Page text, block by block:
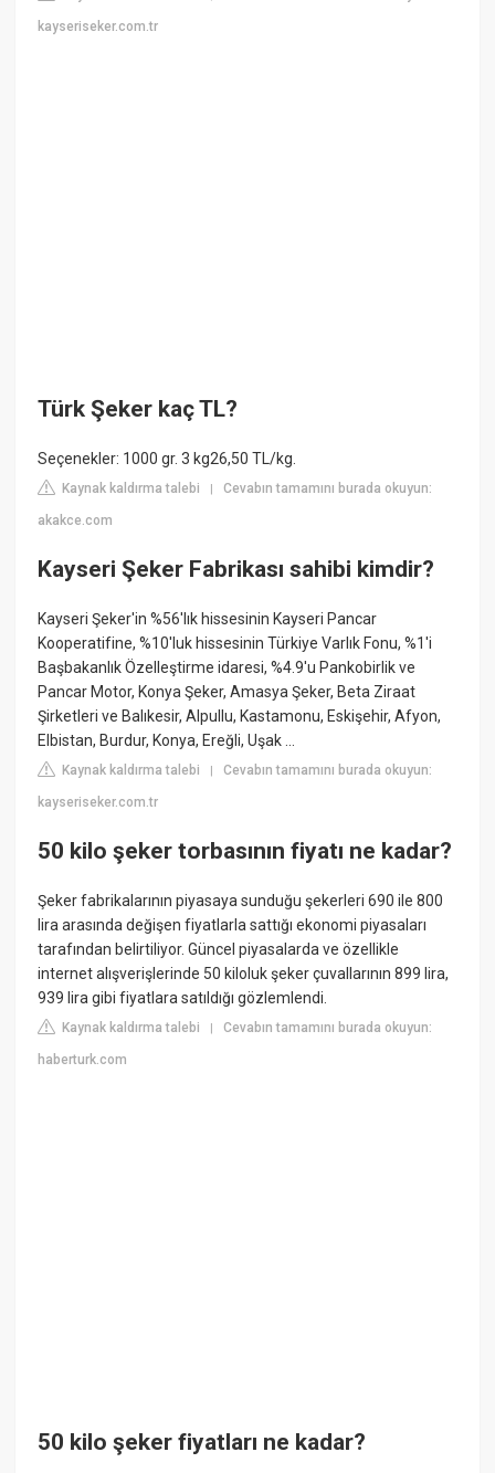
kayseriseker.com.tr
Türk Şeker kaç TL?
Seçenekler: 1000 gr. 3 kg26,50 TL/kg.
Kaynak kaldırma talebi |Cevabın tamamını burada okuyun:
akakce.com
Kayseri Şeker Fabrikası sahibi kimdir?
Kayseri Şeker'in %56'lık hissesinin Kayseri Pancar
Kooperatifine, %10'luk hissesinin Türkiye Varlık Fonu, %1'i
Başbakanlık Özelleştirme idaresi, %4.9'u Pankobirlik ve
Pancar Motor, Konya Şeker, Amasya Şeker, Beta Ziraat
Şirketleri ve Balıkesir, Alpullu, Kastamonu, Eskişehir, Afyon,
Elbistan, Burdur, Konya, Ereğli, Uşak ...
Kaynak kaldırma talebi |Cevabın tamamını burada okuyun:
kayseriseker.com.tr
50 kilo şeker torbasının fiyatı ne kadar?
Şeker fabrikalarının piyasaya sunduğu şekerleri 690 ile 800
lira arasında değişen fiyatlarla sattığı ekonomi piyasaları
tarafından belirtiliyor. Güncel piyasalarda ve özellikle
internet alışverişlerinde 50 kiloluk şeker çuvallarının 899 lira,
939 lira gibi fiyatlara satıldığı gözlemlendi.
Kaynak kaldırma talebi |Cevabın tamamını burada okuyun:
haberturk.com
50 kilo şeker fiyatları ne kadar?